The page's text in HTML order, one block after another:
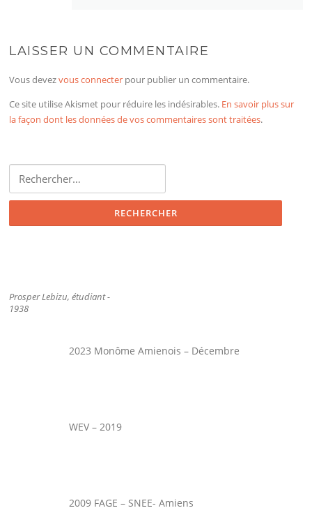
LAISSER UN COMMENTAIRE
Vous devezvous connecter pour publier un commentaire.
Ce site utilise Akismet pour réduire les indésirables. En savoir plus sur
la façon dont les données de vos commentaires sont traitées.
Prosper Lebizu, étudiant -
1938
2023 Monôme Amienois – Décembre
WEV – 2019
2009 FAGE – SNEE- Amiens